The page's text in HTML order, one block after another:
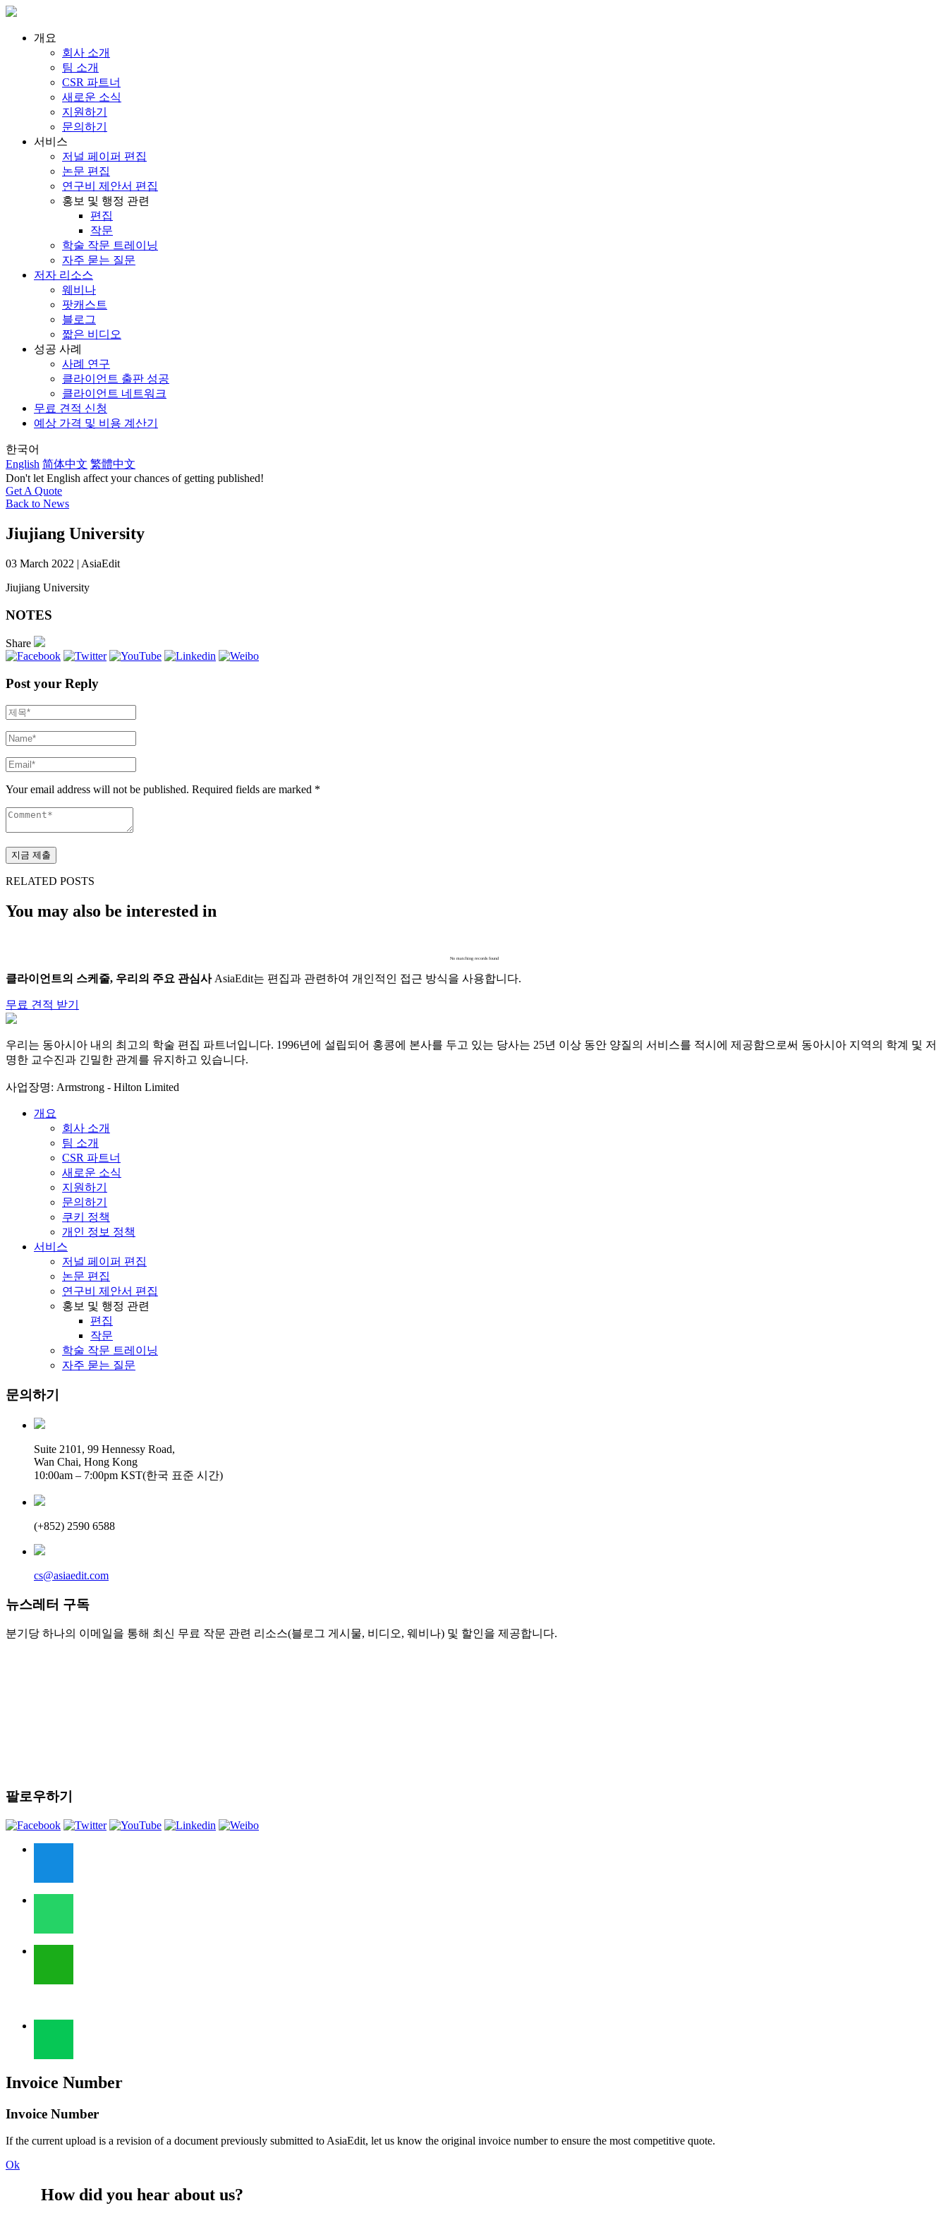
개요
회사 소개
팀 소개
CSR 파트너
새로운 소식
지원하기
문의하기
서비스
저널 페이퍼 편집
논문 편집
연구비 제안서 편집
홍보 및 행정 관련
편집
작문
학술 작문 트레이닝
자주 묻는 질문
저자 리소스
웨비나
팟캐스트
블로그
짧은 비디오
성공 사례
사례 연구
클라이언트 출판 성공
클라이언트 네트워크
무료 견적 신청
예상 가격 및 비용 계산기
한국어
English 简体中文 繁體中文
Don't let English affect your chances of getting published!
Get A Quote
Back to News
Jiujiang University
03 March 2022 | AsiaEdit
Jiujiang University
NOTES
Share
Post your Reply
Your email address will not be published. Required fields are marked *
RELATED POSTS
You may also be interested in
No matching records found
클라이언트의 스케줄, 우리의 주요 관심사AsiaEdit는 편집과 관련하여 개인적인 접근 방식을 사용합니다.
무료 견적 받기
우리는 동아시아 내의 최고의 학술 편집 파트너입니다. 1996년에 설립되어 홍콩에 본사를 두고 있는 당사는 25년 이상 동안 양질의 서비스를 적시에 제공함으로써 동아시아 지역의 학계 및 저
명한 교수진과 긴밀한 관계를 유지하고 있습니다.
사업장명: Armstrong - Hilton Limited
개요
회사 소개
팀 소개
CSR 파트너
새로운 소식
지원하기
문의하기
쿠키 정책
개인 정보 정책
서비스
저널 페이퍼 편집
논문 편집
연구비 제안서 편집
홍보 및 행정 관련
편집
작문
학술 작문 트레이닝
자주 묻는 질문
문의하기
Suite 2101, 99 Hennessy Road,
Wan Chai, Hong Kong
10:00am – 7:00pm KST(한국 표준 시간)
(+852) 2590 6588
cs@asiaedit.com
뉴스레터 구독
분기당 하나의 이메일을 통해 최신 무료 작문 관련 리소스(블로그 게시물, 비디오, 웨비나) 및 할인을 제공합니다.
팔로우하기
Invoice Number
Invoice Number
If the current upload is a revision of a document previously submitted to AsiaEdit, let us know the original invoice number to ensure the most competitive quote.
Ok
How did you hear about us?